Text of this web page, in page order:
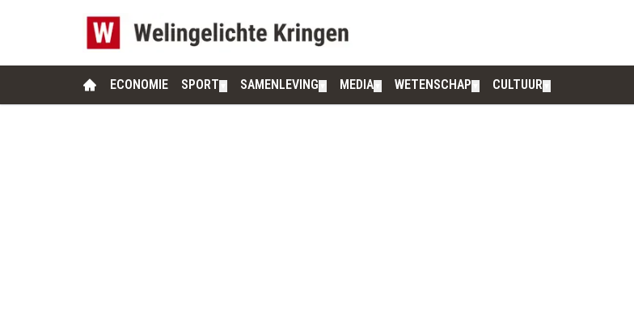
ECONOMIE SPORT SAMENLEVING MEDIA WETENSCHAP CULTUUR